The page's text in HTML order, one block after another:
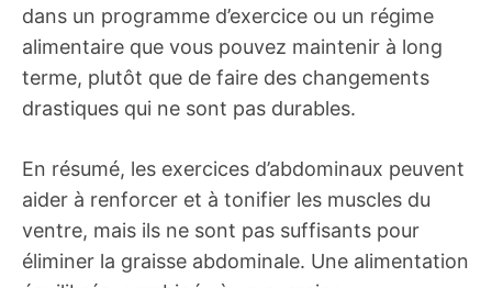
dans un programme d’exercice ou un régime
alimentaire que vous pouvez maintenir à long
terme, plutôt que de faire des changements
drastiques qui ne sont pas durables.
En résumé, les exercices d’abdominaux peuvent
aider à renforcer et à tonifier les muscles du
ventre, mais ils ne sont pas suffisants pour
éliminer la graisse abdominale. Une alimentation